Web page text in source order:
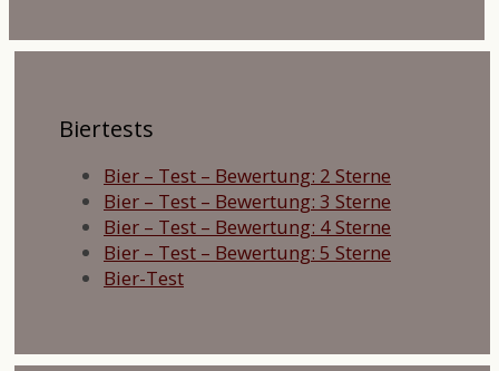
Biertests
Bier – Test – Bewertung: 2 Sterne
Bier – Test – Bewertung: 3 Sterne
Bier – Test – Bewertung: 4 Sterne
Bier – Test – Bewertung: 5 Sterne
Bier-Test